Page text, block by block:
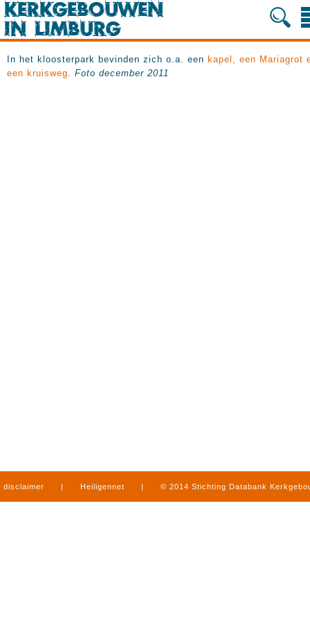
In het kloosterpark bevinden zich o.a. een kapel, een Mariagrot
een kruisweg. Foto december 2011
disclaimer | Heiligennet | © 2014 Stichting Databank